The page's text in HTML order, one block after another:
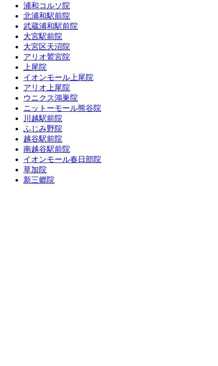
浦和コルソ院
北浦和駅前院
武蔵浦和駅前院
大宮駅前院
大宮区天沼院
アリオ鷲宮院
上尾院
イオンモール上尾院
アリオ上尾院
ウニクス鴻巣院
ニットーモール熊谷院
川越駅前院
ふじみ野院
越谷駅前院
南越谷駅前院
イオンモール春日部院
草加院
新三郷院